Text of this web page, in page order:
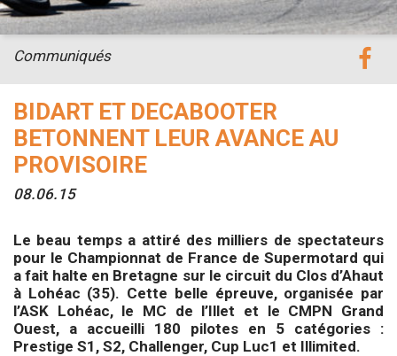
BIDART ET DECABOOTER
BETONNENT LEUR AVANCE AU
PROVISOIRE
08.06.15
Communiqués
Le beau temps a attiré des milliers de spectateurs
pour le Championnat de France de Supermotard qui
a fait halte en Bretagne sur le circuit du Clos d’Ahaut
à Lohéac (35). Cette belle épreuve, organisée par
l’ASK Lohéac, le MC de l’Illet et le CMPN Grand
Ouest, a accueilli 180 pilotes en 5 catégories :
Prestige S1, S2, Challenger, Cup Luc1 et Illimited.